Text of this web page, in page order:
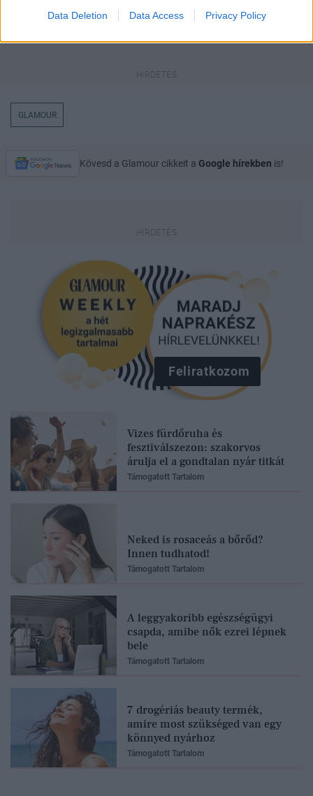
Data Deletion Data Access Privacy Policy
GLAMOUR
Kövesd a Glamour cikkeit a Google hírekben is!
Feliratkozom
Vizes fürdőruha és
fesztiválszezon: szakorvos
árulja el a gondtalan nyár titkát
Támogatott Tartalom
Neked is rosaceás a bőrőd?
Innen tudhatod!
Támogatott Tartalom
A leggyakoribb egészségügyi
csapda, amibe nők ezrei lépnek
bele
Támogatott Tartalom
7 drogériás beauty termék,
amire most szükséged van egy
könnyed nyárhoz
Támogatott Tartalom